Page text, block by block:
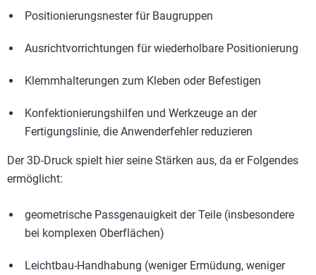
Positionierungsnester für Baugruppen
Ausrichtvorrichtungen für wiederholbare Positionierung
Klemmhalterungen zum Kleben oder Befestigen
Konfektionierungshilfen und Werkzeuge an der
Fertigungslinie, die Anwenderfehler reduzieren
Der 3D-Druck spielt hier seine Stärken aus, da er Folgendes
ermöglicht:
geometrische Passgenauigkeit der Teile (insbesondere
bei komplexen Oberflächen)
Leichtbau-Handhabung (weniger Ermüdung, weniger